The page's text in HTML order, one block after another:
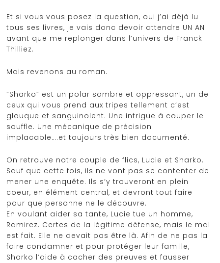
Et si vous vous posez la question, oui j’ai déjà lu
tous ses livres, je vais donc devoir attendre UN AN
avant que me replonger dans l’univers de Franck
Thilliez.
Mais revenons au roman.
“Sharko” est un polar sombre et oppressant, un de
ceux qui vous prend aux tripes tellement c’est
glauque et sanguinolent. Une intrigue à couper le
souffle. Une mécanique de précision
implacable….et toujours très bien documenté.
On retrouve notre couple de flics, Lucie et Sharko.
Sauf que cette fois, ils ne vont pas se contenter de
mener une enquête. Ils s’y trouveront en plein
coeur, en élément central, et devront tout faire
pour que personne ne le découvre.
En voulant aider sa tante, Lucie tue un homme,
Ramirez. Certes de la légitime défense, mais le mal
est fait. Elle ne devait pas être là. Afin de ne pas la
faire condamner et pour protéger leur famille,
Sharko l’aide à cacher des preuves et fausser